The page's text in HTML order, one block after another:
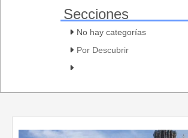
Secciones
No hay categorías
Por Descubrir